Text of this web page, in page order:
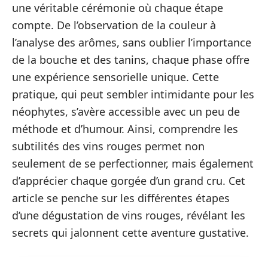
une véritable cérémonie où chaque étape
compte. De l’observation de la couleur à
l’analyse des arômes, sans oublier l’importance
de la bouche et des tanins, chaque phase offre
une expérience sensorielle unique. Cette
pratique, qui peut sembler intimidante pour les
néophytes, s’avère accessible avec un peu de
méthode et d’humour. Ainsi, comprendre les
subtilités des vins rouges permet non
seulement de se perfectionner, mais également
d’apprécier chaque gorgée d’un grand cru. Cet
article se penche sur les différentes étapes
d’une dégustation de vins rouges, révélant les
secrets qui jalonnent cette aventure gustative.